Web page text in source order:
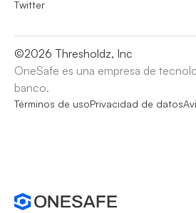
Twitter
©2026 Thresholdz, Inc
OneSafe es una empresa de
banco.
Términos de usoPrivacidad de datos